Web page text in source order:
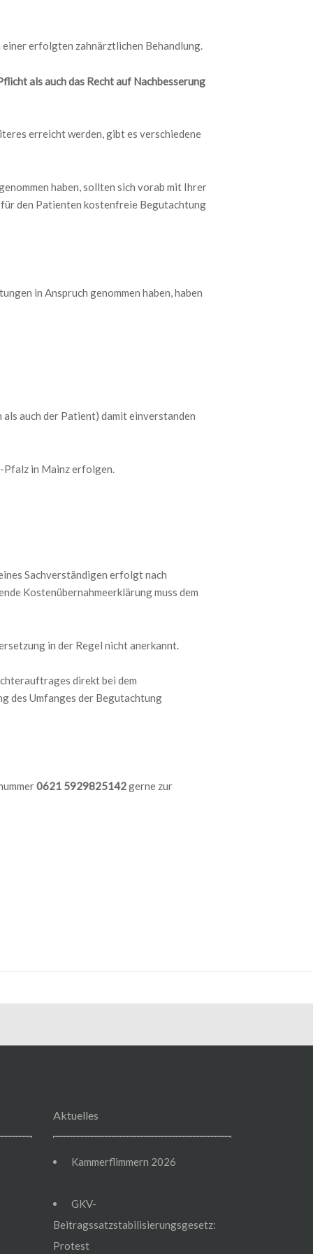
erfolgten zahnärztlichen Behandlung.
als auch das Recht auf Nachbesserung
erreicht werden, gibt es verschiedene
haben, sollten sich vorab mit Ihrer
den Patienten kostenfreie Begutachtung
in Anspruch genommen haben, haben
auch der Patient) damit einverstanden
Pfalz in Mainz erfolgen.
Sachverständigen erfolgt nach
Kostenübernahmeerklärung muss dem
in der Regel nicht anerkannt.
direkt bei dem
des Umfanges der Begutachtung
0621 5929825142gerne zur
Aktuelles
Kammerflimmern 2026
GKV-
Beitragssatzstabilisierungsgesetz:
Protest